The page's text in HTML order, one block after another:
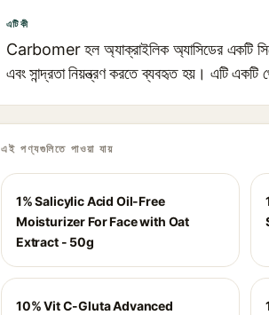
এটি কী
Carbomer হল অ্যাক্রাইলিক অ্যাসিডের একটি
এবং সান্দ্রতা নিয়ন্ত্রণ করতে ব্যবহৃত হয়। এটি একটি
এই পণ্যগুলিতে পাওয়া যায়
1% Salicylic Acid Oil-Free
Moisturizer For Face with Oat
Extract - 50g
10% Vit C-Gluta Advanced